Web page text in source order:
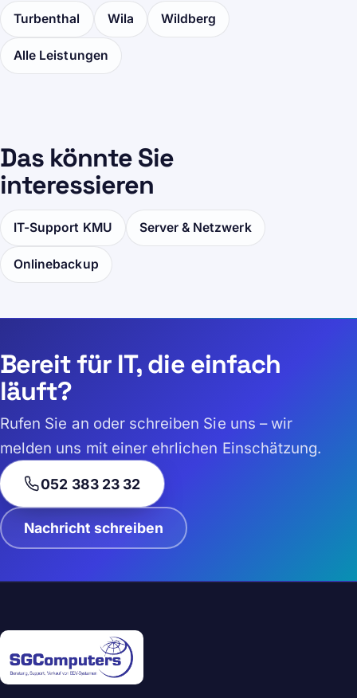
Turbenthal Wila Wildberg
Alle Leistungen
Das könnte Sie
interessieren
IT-Support KMU Server & Netzwerk
Onlinebackup
Bereit für IT, die einfach
läuft?
Rufen Sie an oder schreiben Sie uns – wir
melden uns mit einer ehrlichen Einschätzung.
052 383 23 32
Nachricht schreiben